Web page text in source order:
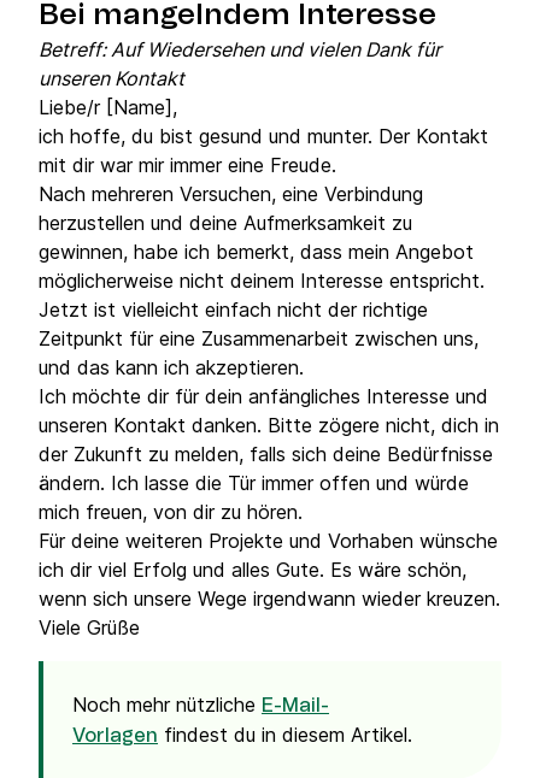
Bei mangelndem Interesse
Betreff: Auf Wiedersehen und vielen Dank für
unseren Kontakt
Liebe/r [Name],
ich hoffe, du bist gesund und munter. Der Kontakt
mit dir war mir immer eine Freude.
Nach mehreren Versuchen, eine Verbindung
herzustellen und deine Aufmerksamkeit zu
gewinnen, habe ich bemerkt, dass mein Angebot
möglicherweise nicht deinem Interesse entspricht.
Jetzt ist vielleicht einfach nicht der richtige
Zeitpunkt für eine Zusammenarbeit zwischen uns,
und das kann ich akzeptieren.
Ich möchte dir für dein anfängliches Interesse und
unseren Kontakt danken. Bitte zögere nicht, dich in
der Zukunft zu melden, falls sich deine Bedürfnisse
ändern. Ich lasse die Tür immer offen und würde
mich freuen, von dir zu hören.
Für deine weiteren Projekte und Vorhaben wünsche
ich dir viel Erfolg und alles Gute. Es wäre schön,
wenn sich unsere Wege irgendwann wieder kreuzen.
Viele Grüße
Noch mehr nützliche E-Mail-
Vorlagen findest du in diesem Artikel.